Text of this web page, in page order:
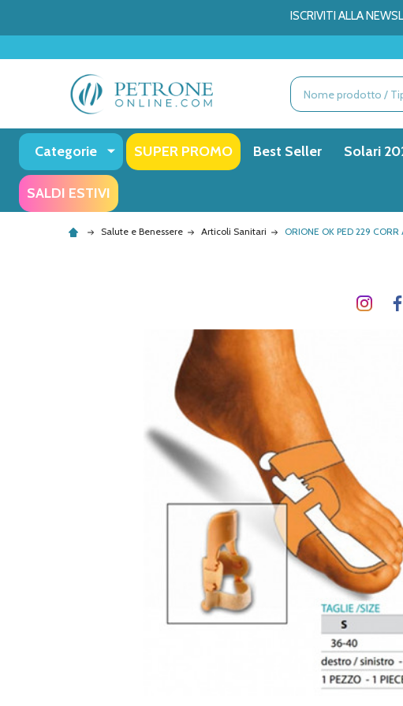
ISCRIVITI ALLA
Ricerca
Categorie SUPER PROMO Best Seller Solari
SALDI ESTIVI
Salute e Benessere Articoli Sanitari ORIONE OK PED 229 CORR